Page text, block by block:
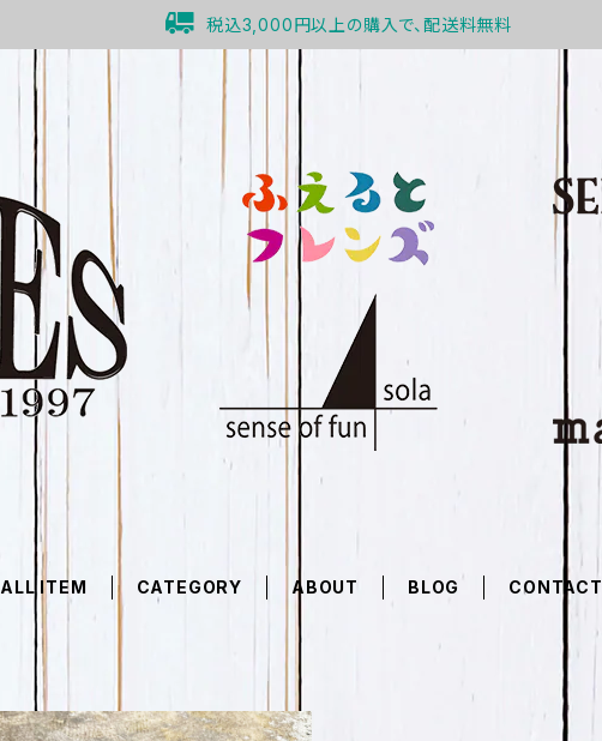
税込3,000円以上の購入で、配送料無料
ALL ITEM CATEGORY ABOUT BLOG CONTACT